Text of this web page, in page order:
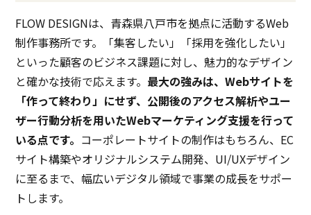
FLOW DESIGNは、青森県八戸市を拠点に活動するWeb
制作事務所です。「集客したい」「採用を強化したい」
といった顧客のビジネス課題に対し、魅力的なデザイン
と確かな技術で応えます。 最大の強みは、Webサイトを
「作って終わり」にせず、公開後のアクセス解析やユー
ザー行動分析を用いたWebマーケティング支援を行って
いる点です。 コーポレートサイトの制作はもちろん、EC
サイト構築やオリジナルシステム開発、UI/UXデザイン
に至るまで、幅広いデジタル領域で事業の成長をサポー
トします。